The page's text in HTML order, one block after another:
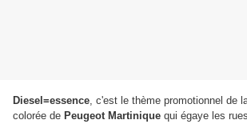
Diesel=essence, c'est le thème promotionnel de
colorée de Peugeot Martinique qui égaye les